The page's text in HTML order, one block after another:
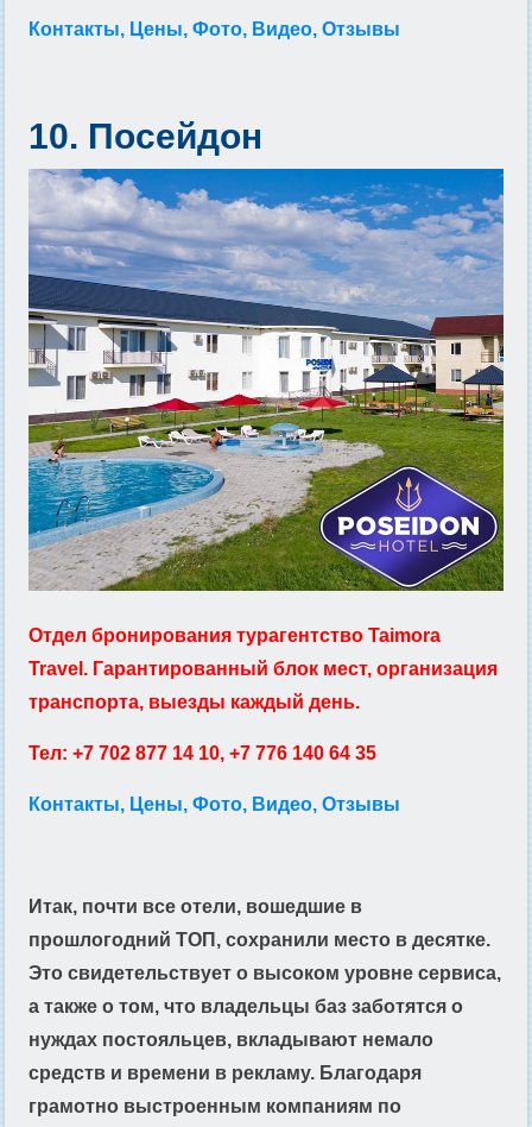
Контакты, Цены, Фото, Видео, Отзывы
10. Посейдон
Отдел бронирования турагентство Taimora
Travel. Гарантированный блок мест, организация
транспорта, выезды каждый день.
Тел: +7 702 877 14 10, +7 776 140 64 35
Контакты, Цены, Фото, Видео, Отзывы
Итак, почти все отели, вошедшие в
прошлогодний ТОП, сохранили место в десятке.
Это свидетельствует о высоком уровне сервиса,
а также о том, что владельцы баз заботятся о
нуждах постояльцев, вкладывают немало
средств и времени в рекламу. Благодаря
грамотно выстроенным компаниям по